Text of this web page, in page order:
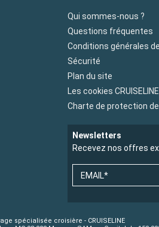
Qui sommes-nous ?
Questions fréquentes
Conditions générales
Sécurité
Plan du site
Les cookies CRUISELINE
Charte de protection
Newsletters
Recevez nos offres
EMAIL*
spécialisée croisière - CRUISELINE